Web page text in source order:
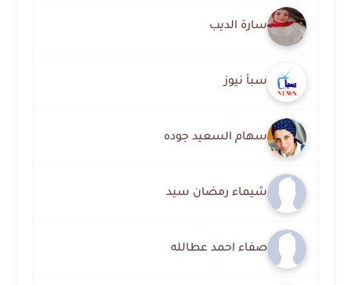
سارة الديب
سبأ نيوز
سهام السعيد جوده
شيماء رمضان سيد
صفاء احمد عطالله